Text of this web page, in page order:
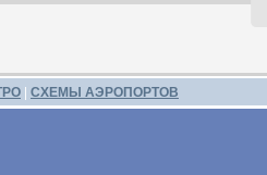
СХЕМЫ АЭРОПОРТОВ